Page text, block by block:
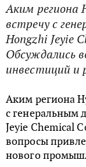
Аким региона
встречу с
Hongzhi Jeyie
Обсуждались
инвестиций и
Аким региона
с генеральным
Jeyie Chemical
вопросы
нового